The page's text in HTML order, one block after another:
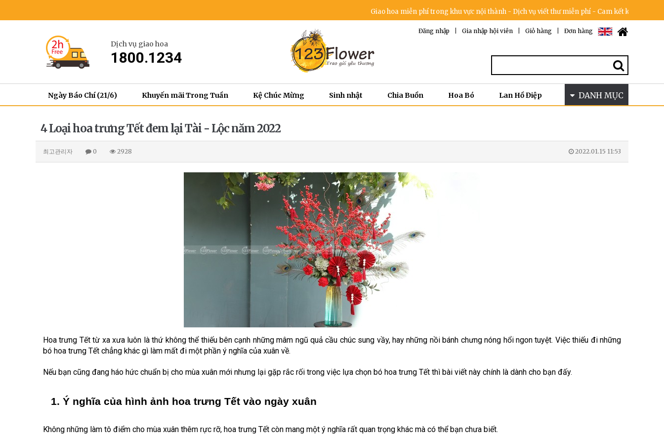
Giao hoa miễn phí trong khu vực nội thành - Dịch vụ viết thư miễn phí - Cam kết không tăng giá
Dịch vụ giao hoa
1800.1234
Đơn hàng
Giỏ hàng
Gia nhập hội viên
Đăng nhập
Ngày Báo Chí (21/6) Khuyến mãi Trong Tuần Kệ Chúc Mừng Sinh nhật Chia Buồn Hoa Bó Lan Hồ Điệp DANH MỤC
4 Loại hoa trưng Tết đem lại Tài - Lộc năm 2022
최고관리자 0 2928 2022.01.15 11:53
Hoa trưng Tết từ xa xưa luôn là thứ không thể thiếu bên cạnh những mâm ngũ quả cầu chúc sung vầy, hay những nồi bánh chưng nóng hổi ngon tuyệt. Việc thiếu đi những
bó hoa trưng Tết chẳng khác gì làm mất đi một phần ý nghĩa của xuân về.
Nếu bạn cũng đang háo hức chuẩn bị cho mùa xuân mới nhưng lại gặp rắc rối trong việc lựa chọn bó hoa trưng Tết thì bài viết này chính là dành cho bạn đấy.
Ý nghĩa của hình ảnh hoa trưng Tết vào ngày xuân
Không những làm tô điểm cho mùa xuân thêm rực rỡ, hoa trưng Tết còn mang một ý nghĩa rất quan trọng khác mà có thể bạn chưa biết.